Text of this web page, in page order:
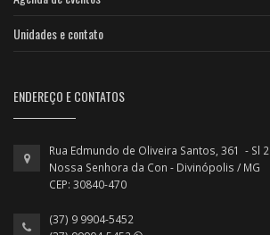
Unidades e contato
ENDEREÇO E CONTATOS
Rua Edmundo de Oliveira Santos, 361 - Sl 2
Nossa Senhora da Con - Divinópolis / MG
CEP: 30840-470
(37) 9 9904-5452